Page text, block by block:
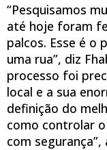
“Pesquisamos
até hoje foram
palcos. Esse é o
uma rua”, diz
processo foi
local e a sua
definição do
como controlar
com segurança”,